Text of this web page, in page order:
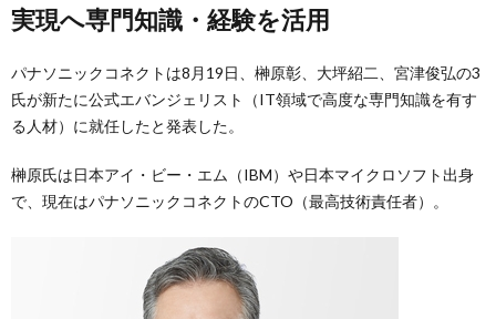
実現へ専門知識・経験を活用
パナソニックコネクトは8月19日、榊原彰、大坪紹二、宮津俊弘の3
氏が新たに公式エバンジェリスト（IT領域で高度な専門知識を有す
る人材）に就任したと発表した。
榊原氏は日本アイ・ビー・エム（IBM）や日本マイクロソフト出身
で、現在はパナソニックコネクトのCTO（最高技術責任者）。